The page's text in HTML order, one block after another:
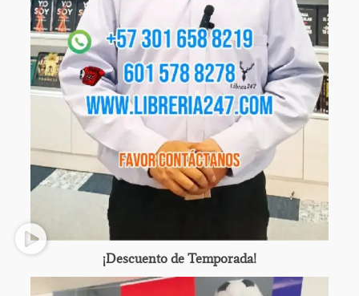
¡Descuento de Temporada!